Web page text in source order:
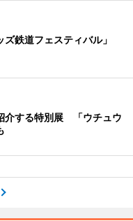
ズ鉄道フェスティバル」
介する特別展 「ウチュウ